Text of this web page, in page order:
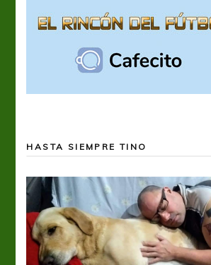
HASTA SIEMPRE TINO